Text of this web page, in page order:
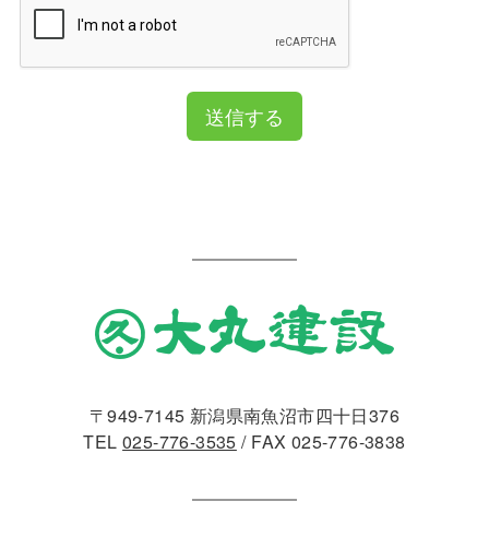
送信する
〒949-7145 新潟県南魚沼市四十日376
TEL025-776-3535 / FAX 025-776-3838